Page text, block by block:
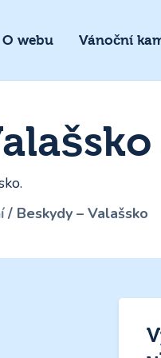
O webu Vánoční
Beskydy – Valašsko